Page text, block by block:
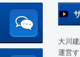
大川
運営